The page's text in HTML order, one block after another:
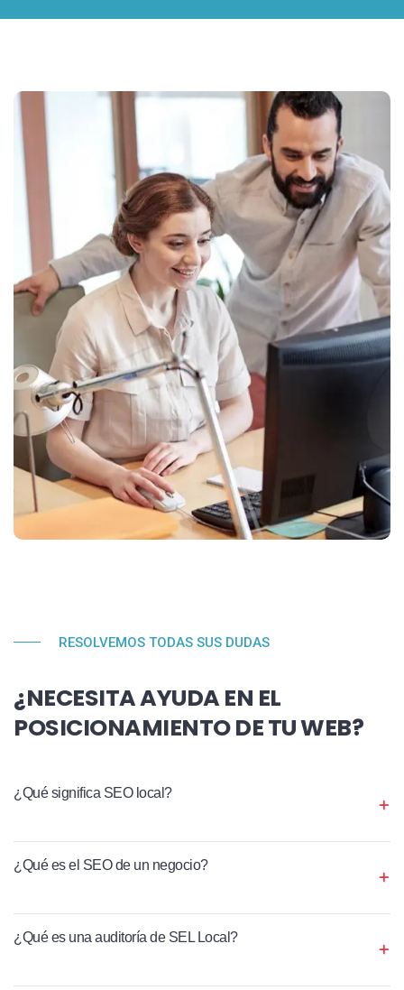
RESOLVEMOS TODAS SUS DUDAS
¿NECESITA AYUDA EN EL
POSICIONAMIENTO DE TU WEB?
¿Qué significa SEO local?
¿Qué es el SEO de un negocio?
¿Qué es una auditoría de SEL Local?